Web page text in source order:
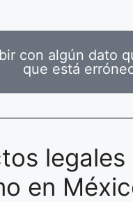
con algún dato
que está
legales
en